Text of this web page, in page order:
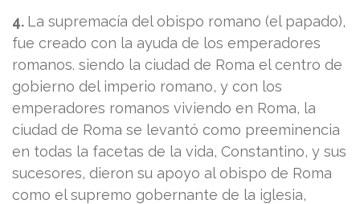
4. La supremacía del obispo romano (el papado),
fue creado con la ayuda de los emperadores
romanos. siendo la ciudad de Roma el centro de
gobierno del imperio romano, y con los
emperadores romanos viviendo en Roma, la
ciudad de Roma se levantó como preeminencia
en todas la facetas de la vida, Constantino, y sus
sucesores, dieron su apoyo al obispo de Roma
como el supremo gobernante de la iglesia,